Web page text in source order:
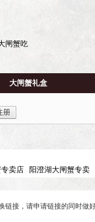
闸蟹吃
大闸蟹礼盒
卖店 阳澄湖大闸蟹专卖
链接，请申请链接的同时做